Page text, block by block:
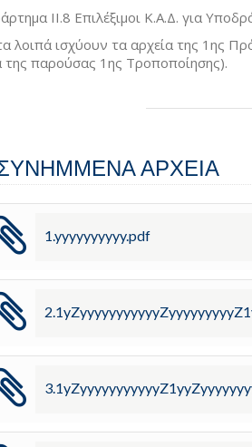
ΙΙ.8 Επιλέξιμοι Κ.Α.Δ. για
λοιπά ισχύουν τα αρχεία της 1ης
της παρούσας 1ης Τροποποίησης).
ΑΡΧΕΙΑ
1.yyyyyyyyyy.pdf